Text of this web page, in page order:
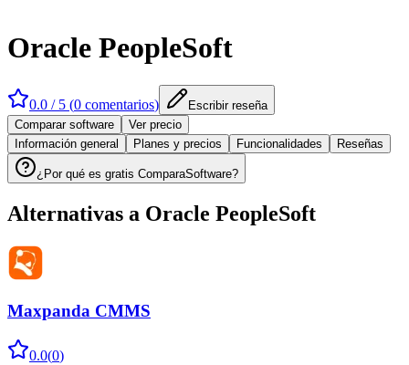
Oracle PeopleSoft
0.0 / 5 (0 comentarios)
Escribir reseña
Comparar software
Ver precio
Información general
Planes y precios Funcionalidades Reseñas
¿Por qué es gratis ComparaSoftware?
Alternativas a Oracle PeopleSoft
Maxpanda CMMS
0.0(0)